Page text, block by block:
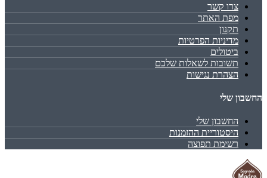
צרו קשר
מפת האתר
תקנון
מדיניות הפרטיות
ביטולים
תשובות לשאלות שלכם
הצהרת נגישות
החשבון שלי
החשבון שלי
היסטוריית ההזמנות
רשימת תפוצה